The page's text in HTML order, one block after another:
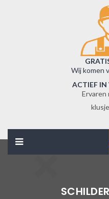
Wij komen
ACTIEF IN
Ervaren